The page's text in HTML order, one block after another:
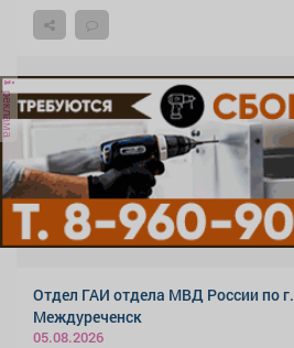
реклама
Отдел ГАИ отдела МВД России по г.
Междуреченск
05.08.2026